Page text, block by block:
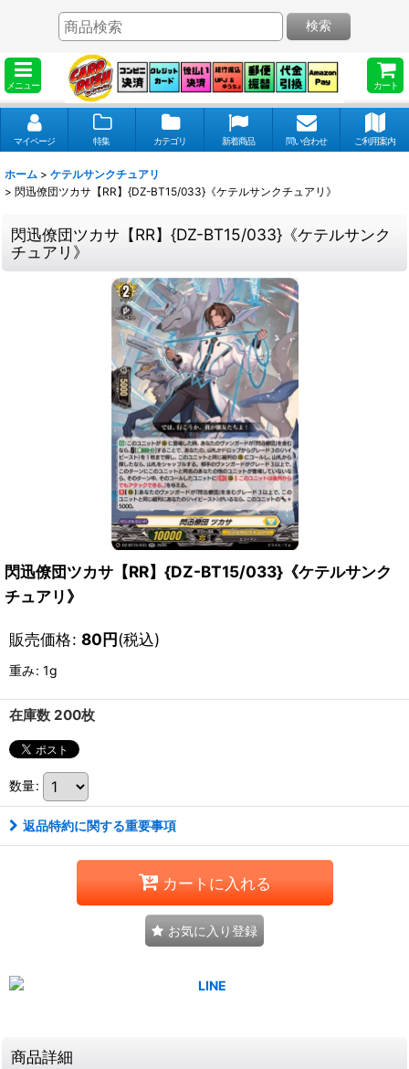
メニュー カート
検索
マイページ 特集 カテゴリ 新着商品 問い合わせ ご利用案内
ホーム > ケテルサンクチュアリ
> 閃迅僚団ツカサ【RR】{DZ-BT15/033}《ケテルサンクチュアリ》
閃迅僚団ツカサ【RR】{DZ-BT15/033}《ケテルサンク
チュアリ》
閃迅僚団ツカサ【RR】{DZ-BT15/033}《ケテルサンク
チュアリ》
販売価格: 80円(税込)
重み: 1g
在庫数 200枚
数量:
返品特約に関する重要事項
カートに入れる
お気に入り登録
商品詳細